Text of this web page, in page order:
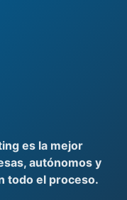
es la mejor
autónomos y
todo el proceso.